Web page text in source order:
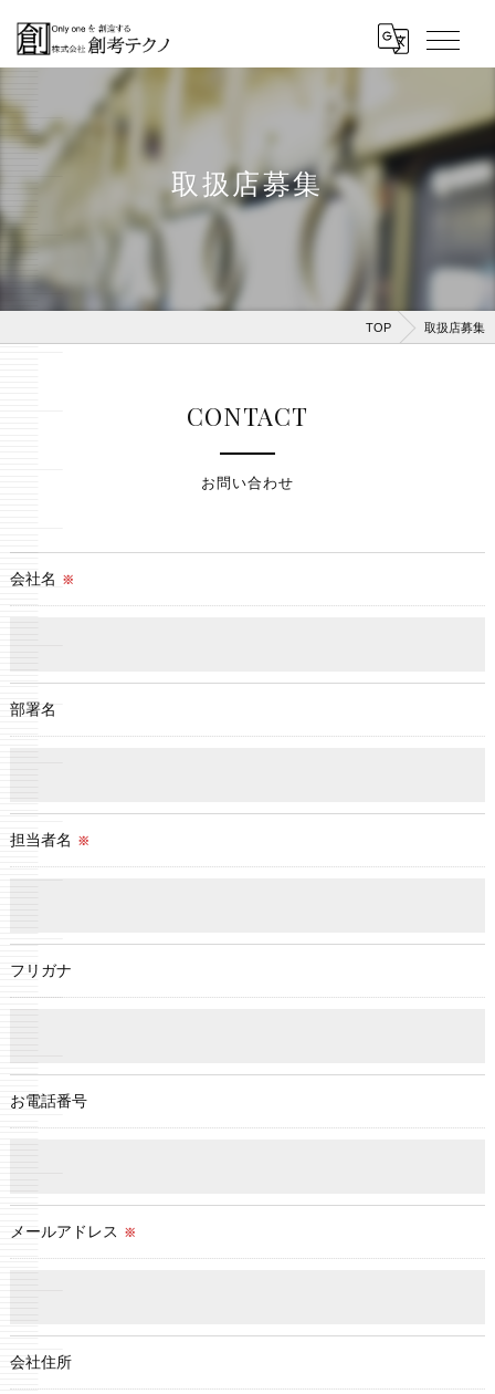
取扱店募集
TOP 取扱店募集
お問い合わせ
CONTACT
会社名 ※
部署名
担当者名 ※
フリガナ
お電話番号
メールアドレス ※
会社住所